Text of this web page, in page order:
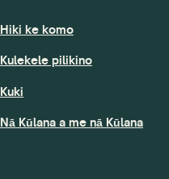
Hiki ke komo
Kulekele pilikino
Kuki
Nā Kūlana a me nā Kūlana